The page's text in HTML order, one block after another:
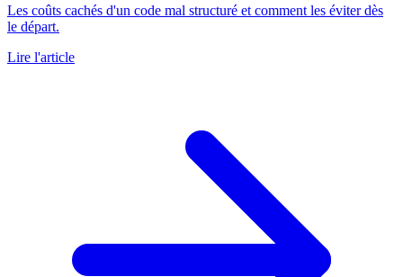
Les coûts cachés d'un code mal structuré et comment les éviter dès
le départ.
Lire l'article